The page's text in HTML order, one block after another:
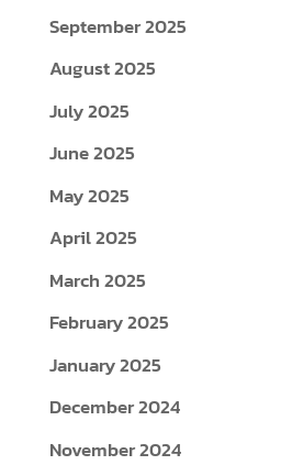
September 2025
August 2025
July 2025
June 2025
May 2025
April 2025
March 2025
February 2025
January 2025
December 2024
November 2024